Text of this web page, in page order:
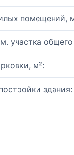
помещений,
участка
м²:
здания: